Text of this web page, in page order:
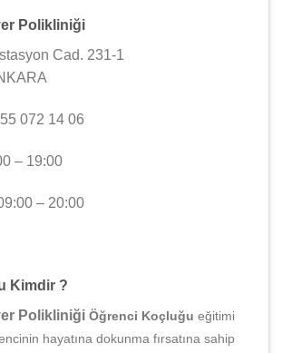
Polikliniği
Cad. 231-1
072 14 06
– 19:00
– 20:00
Kimdir ?
Polikliniği Öğrenci Koçluğu eğitimi
hayatına dokunma fırsatına sahip